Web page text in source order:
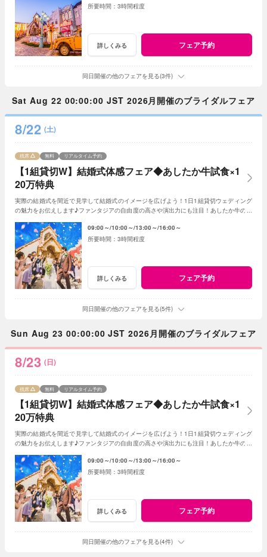
3時間程度
詳しくみる フェア予約
同日開催の他のフェアを見る(3件)
Sat Aug 22 00:00:00 JST 2026月開催のブライダルフェア
8/22 (土)
【1組貸切W】結婚式体感フェア◆あしたか牛試食×1
20万特典
残席 無料 リアルタイム予約
実際の結婚式を間近で見学して結婚式のイメージを広げよう！1日1組貸切ウェディング
の魅力をお伝えします♪ファンタジアの自由度の高さや演出力にも注目！あしたか牛の無
09:00～ 10:00～ 13:00～ 16:00～
3時間程度
詳しくみる フェア予約
同日開催の他のフェアを見る(5件)
Sun Aug 23 00:00:00 JST 2026月開催のブライダルフェア
8/23 (日)
【1組貸切W】結婚式体感フェア◆あしたか牛試食×1
20万特典
残席 無料 リアルタイム予約
実際の結婚式を間近で見学して結婚式のイメージを広げよう！1日1組貸切ウェディング
の魅力をお伝えします♪ファンタジアの自由度の高さや演出力にも注目！あしたか牛の無
09:00～ 10:00～ 13:00～ 16:00～
3時間程度
詳しくみる フェア予約
同日開催の他のフェアを見る(4件)